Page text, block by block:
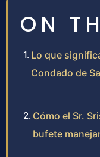
ON
Lo que
Condado de
Cómo el Sr.
bufete